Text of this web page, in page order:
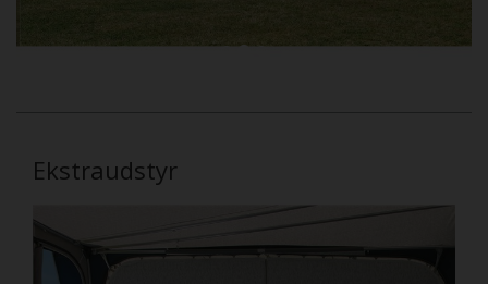
Ekstraudstyr